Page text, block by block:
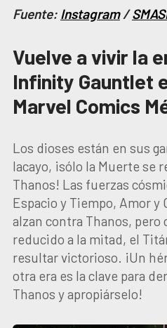
Fuente: Instagram/
Vuelve a vivir la
Infinity Gauntlet
Marvel Comics
Los dioses están en sus
lacayo, ¡sólo la Muerte se
Thanos! Las fuerzas
Espacio y Tiempo, Amor y
alzan contra Thanos, pero
reducido a la mitad, el
resultar victorioso. ¡Un
otra era es la clave para
Thanos y apropiárselo!